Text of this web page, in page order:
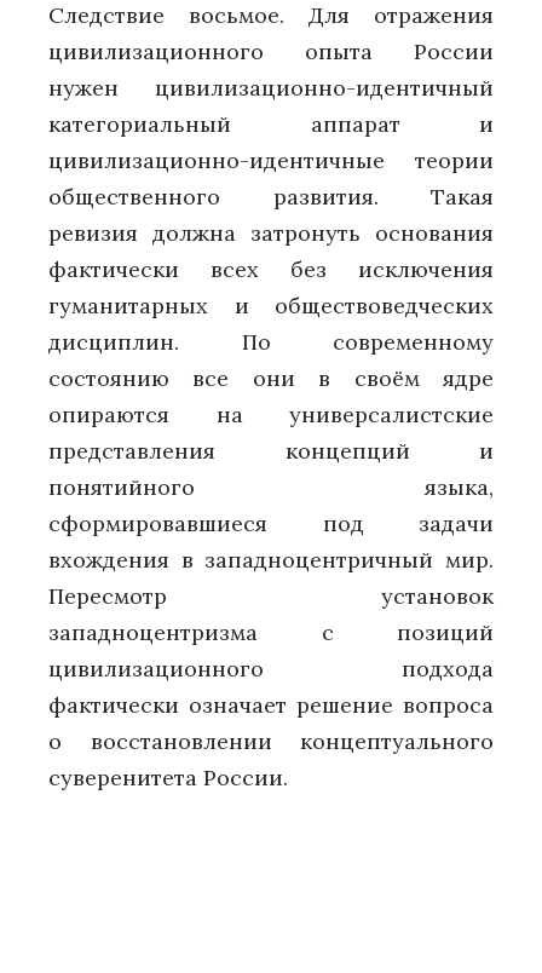
Следствие восьмое. Для отражения
цивилизационного опыта России
нужен цивилизационно-идентичный
категориальный аппарат и
цивилизационно-идентичные теории
общественного развития. Такая
ревизия должна затронуть основания
фактически всех без исключения
гуманитарных и обществоведческих
дисциплин. По современному
состоянию все они в своём ядре
опираются на универсалистские
представления концепций и
понятийного языка,
сформировавшиеся под задачи
вхождения в западноцентричный мир.
Пересмотр установок
западноцентризма с позиций
цивилизационного подхода
фактически означает решение вопроса
о восстановлении концептуального
суверенитета России.